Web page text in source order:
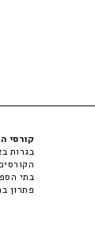
קורסי
בגרות
בתי
פתרון